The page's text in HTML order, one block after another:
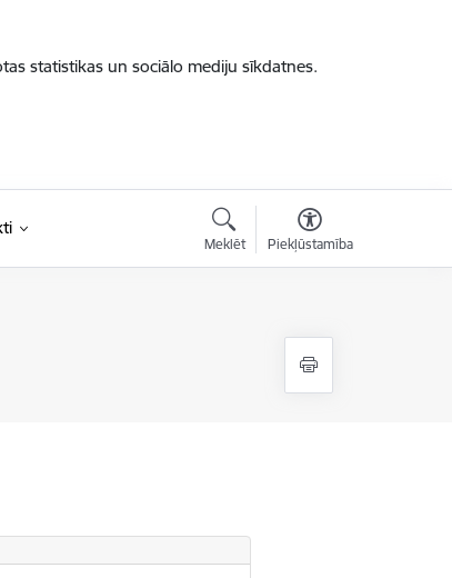
statistikas un sociālo mediju sīkdatnes.
Meklēt Piekļūstamība